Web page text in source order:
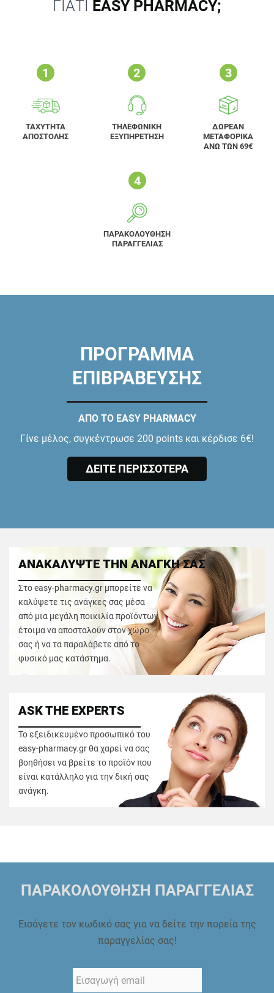
ΓΙΑΤΙ EASY PHARMACY;
ΤΑΧΥΤΗΤΑ
ΑΠΟΣΤΟΛΗΣ
ΤΗΛΕΦΩΝΙΚΗ
ΕΞΥΠΗΡΕΤΗΣΗ
ΔΩΡΕΑΝ
ΜΕΤΑΦΟΡΙΚΑ
ΑΝΩ ΤΩΝ 69€
ΠΑΡΑΚΟΛΟΥΘΗΣΗ
ΠΑΡΑΓΓΕΛΙΑΣ
ΠΡΟΓΡΑΜΜΑ
ΕΠΙΒΡΑΒΕΥΣΗΣ
ΑΠΟ ΤΟ EASY PHARMACY
Γίνε μέλος, συγκέντρωσε 200 points και κέρδισε 6€!
ΔΕΙΤΕ ΠΕΡΙΣΣΟΤΕΡΑ
ΑΝΑΚΑΛΥΨΤΕ ΤΗΝ ΑΝΑΓΚΗ ΣΑΣ
Στο easy-pharmacy.gr μπορείτε να
καλύψετε τις ανάγκες σας μέσα
από μια μεγάλη ποικιλία προϊόντων
έτοιμα να αποσταλούν στον χώρο
σας ή να τα παραλάβετε από το
φυσικό μας κατάστημα.
ASK THE EXPERTS
Το εξειδικευμένο προσωπικό του
easy-pharmacy.gr θα χαρεί να σας
βοηθήσει να βρείτε το προϊόν που
είναι κατάλληλο για την δική σας
ανάγκη.
ΠΑΡΑΚΟΛΟΥΘΗΣΗ ΠΑΡΑΓΓΕΛΙΑΣ
Εισάγετε τον κωδικό σας για να δείτε την πορεία της
παραγγελίας σας!